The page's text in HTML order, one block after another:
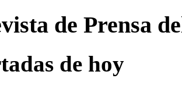
de Prensa
de hoy